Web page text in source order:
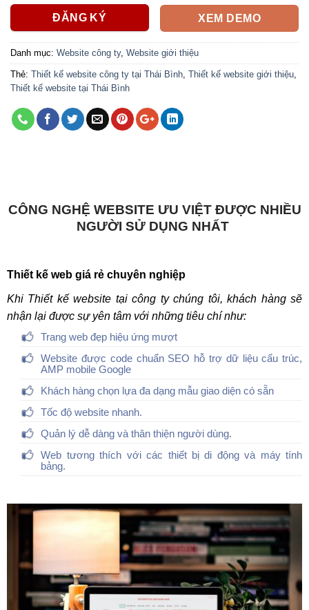
ĐĂNG KÝ XEM DEMO
Danh mục: Website công ty, Website giới thiệu
Thẻ: Thiết kế website công ty tại Thái Bình Thiết kế website giới thiệu
Thiết kế website tại Thái Bình
CÔNG NGHỆ WEBSITE ƯU VIỆT ĐƯỢC NHIỀU
NGƯỜI SỬ DỤNG NHẤT
Thiết kế web giá rẻ chuyên nghiệp
Khi Thiết kế website tại công ty chúng tôi, khách hàng sẽ
nhận lại được sự yên tâm với những tiêu chí như:
Trang web đẹp hiệu ứng mượt
Website được code chuẩn SEO hỗ trợ dữ liệu cấu trúc,
AMP mobile Google
Khách hàng chọn lựa đa dạng mẫu giao diện có sẵn
Tốc độ website nhanh.
Quản lý dễ dàng và thân thiện người dùng.
Web tương thích với các thiết bị di động và máy tính
bảng.